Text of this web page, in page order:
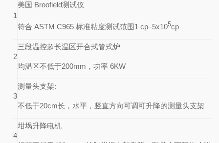
1
美国 Broofield测试仪
符合 ASTM C965 标准粘度测试范围 1 cp–5x105cp
2
三段温控超长温区开合式管式炉
均温区不低于200mm ，功率 6KW
3
测量头支架:
不低于20cm长，水平，竖直方向可调可升降的测量头支架
4
坩埚升降电机